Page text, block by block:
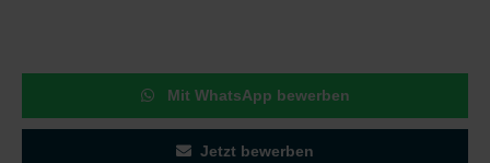
Mit WhatsApp bewerben
Jetzt bewerben